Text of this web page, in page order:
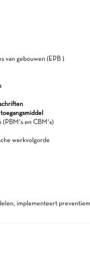
van gebouwen (EPB )
en CBM’s)
werkvolgorde
implementeert